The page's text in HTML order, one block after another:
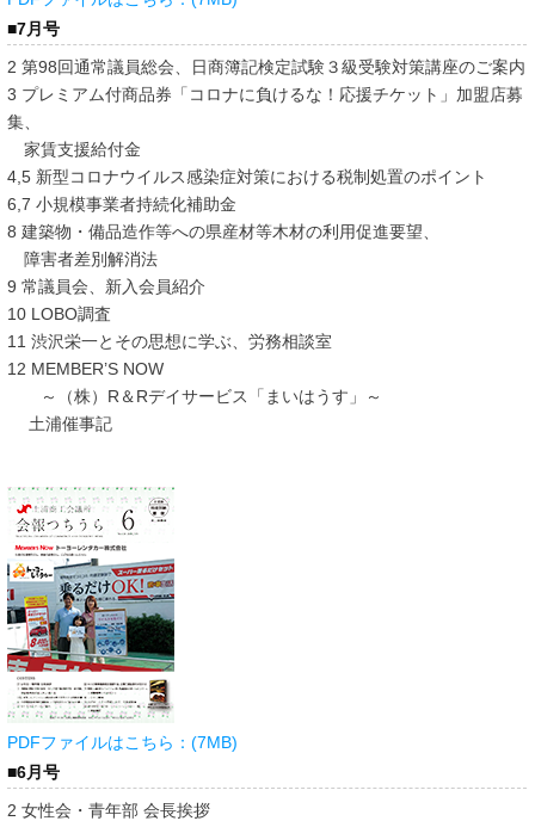
■7月号
2 第98回通常議員総会、日商簿記検定試験３級受験対策講座のご案内
3 プレミアム付商品券「コロナに負けるな！応援チケット」加盟店募
集、
家賃支援給付金
4,5 新型コロナウイルス感染症対策における税制処置のポイント
6,7 小規模事業者持続化補助金
8 建築物・備品造作等への県産材等木材の利用促進要望、
障害者差別解消法
9 常議員会、新入会員紹介
10 LOBO調査
11 渋沢栄一とその思想に学ぶ、労務相談室
12 MEMBER’S NOW
～（株）R＆Rデイサービス「まいはうす」～
土浦催事記
PDFファイルはこちら：(7MB)
■6月号
2 女性会・青年部 会長挨拶